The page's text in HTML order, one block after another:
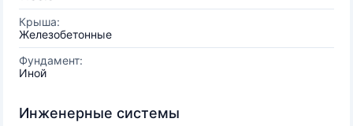
Крыша:
Железобетонные
Фундамент:
Иной
Инженерные системы